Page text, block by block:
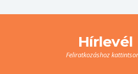
Hírlevél
Feliratkozáshoz